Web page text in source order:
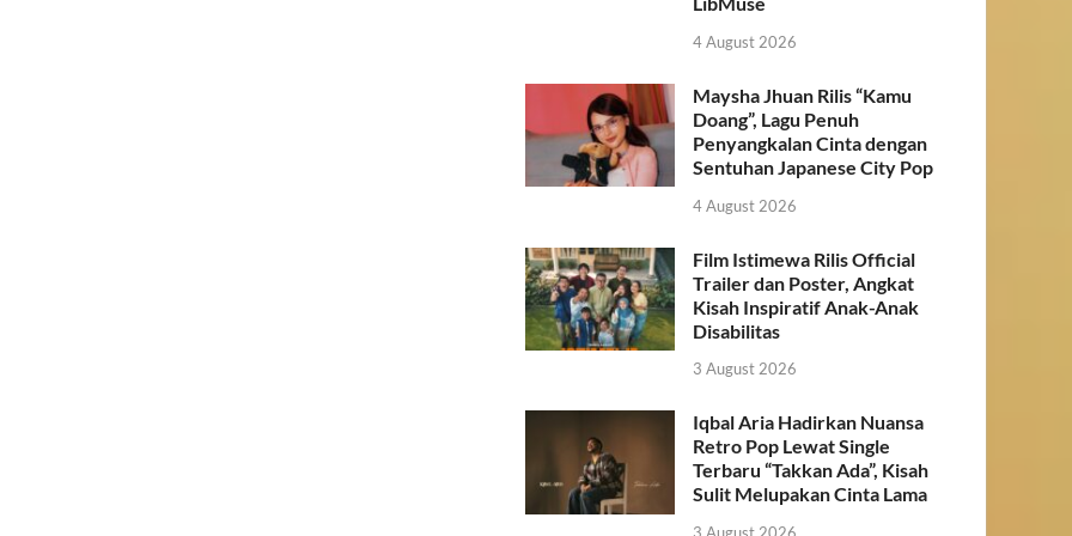
4 August 2026
Maysha Jhuan Rilis “Kamu
Doang”, Lagu Penuh
Penyangkalan Cinta dengan
Sentuhan Japanese City Pop
4 August 2026
Film Istimewa Rilis Official
Trailer dan Poster, Angkat
Kisah Inspiratif Anak-Anak
Disabilitas
3 August 2026
Iqbal Aria Hadirkan Nuansa
Retro Pop Lewat Single
Terbaru “Takkan Ada”, Kisah
Sulit Melupakan Cinta Lama